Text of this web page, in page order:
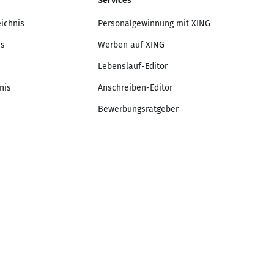
Personalgewinnung mit XING
Werben auf XING
Lebenslauf-Editor
Anschreiben-Editor
Bewerbungsratgeber